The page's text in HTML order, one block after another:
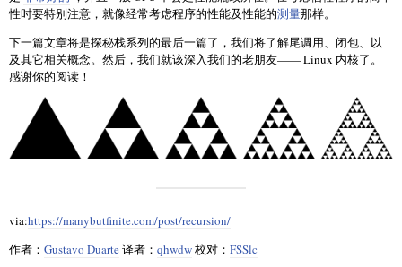
性时要特别注意，就像经常考虑程序的性能及性能的测量那样。
下一篇文章将是探秘栈系列的最后一篇了，我们将了解尾调用、闭包、以
及其它相关概念。然后，我们就该深入我们的老朋友—— Linux 内核了。
感谢你的阅读！
via:https://manybutfinite.com/post/recursion/
作者： Gustavo Duarte译者： qhwdw校对： FSSlc